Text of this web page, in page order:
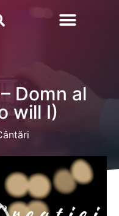
Domn al
will I)